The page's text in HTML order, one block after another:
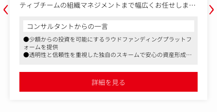
ティブチームの組織マネジメントまで幅広くお任せしま
心を動かす「ワクワク感」を両立させるクリエイティブ全
体の表現責任者（統括プロデューサー）としての役割で
す。
【具体的な業務内容】
・ブランド戦略に基づいた全社的なクリエイティブコンセ
コンサルタントからの一言
●少額からの投資を可能にするラウドファンディングプラットフ
ォームを提供
●透明性と信頼性を重視した独自のスキームで安心の資産形成環
詳細を見る